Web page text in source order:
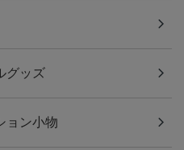
グッズ
ョン小物